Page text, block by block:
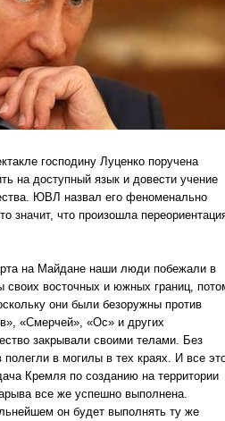
господину Луценко поручена
на доступный язык и довести учение
ЮВЛ назвал его феноменально
значит, что произошла
на Майдане наши люди побежали в
своих восточных и южных границ,
они были безоружны против
«Смерчей», «Ос» и других
закрывали своими телами. Без
в могилы в тех краях. И все
Кремля по созданию на территории
все же успешно выполнена.
он будет выполнять ту же